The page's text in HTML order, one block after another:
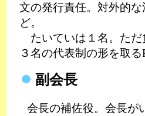
文の発行責任。対外的
ど。
たいていは１名。ただ
３名の代表制の形を取
副会長
会長の補佐役。会長が